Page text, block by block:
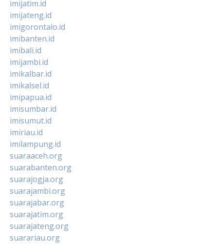
imijatim.id
imijateng.id
imigorontalo.id
imibanten.id
imibali.id
imijambi.id
imikalbar.id
imikalsel.id
imipapua.id
imisumbar.id
imisumut.id
imiriau.id
imilampung.id
suaraaceh.org
suarabanten.org
suarajogja.org
suarajambi.org
suarajabar.org
suarajatim.org
suarajateng.org
suarariau.org